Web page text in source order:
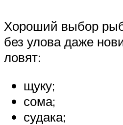
Хороший выбор
без улова даже
ловят:
щуку;
сома;
судака;